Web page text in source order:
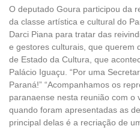
O deputado Goura participou da
da classe artística e cultural do
Darci Piana para tratar das
e gestores culturais, que querem
de Estado da Cultura, que
Palácio Iguaçu. “Por uma
Paraná!” “Acompanhamos os
paranaense nesta reunião com o
quando foram apresentadas as
principal delas é a recriação de